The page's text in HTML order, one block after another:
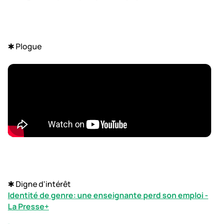
✱ Plogue
✱ Digne d'intérêt
Identité de genre: une enseignante perd son emploi -
La Presse+